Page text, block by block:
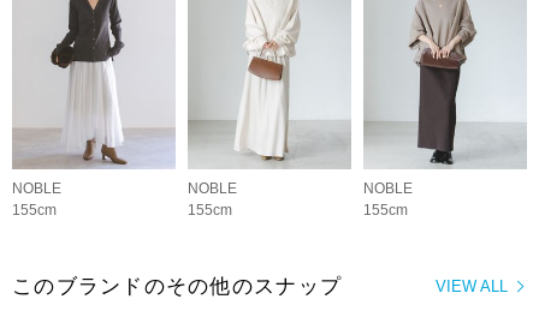
NOBLE
155cm
NOBLE
155cm
NOBLE
155cm
VIEW ALL
このブランドのその他のスナップ